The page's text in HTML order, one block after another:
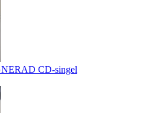
CD-singel